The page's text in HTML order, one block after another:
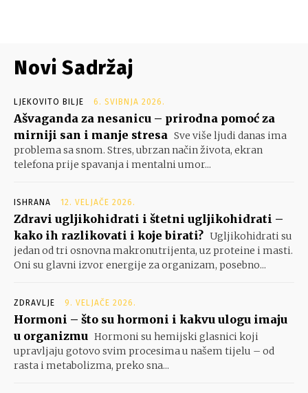
Novi Sadržaj
LJEKOVITO BILJE 6. SVIBNJA 2026.
Ašvaganda za nesanicu – prirodna pomoć za
mirniji san i manje stresa Sve više ljudi danas ima
problema sa snom. Stres, ubrzan način života, ekran
telefona prije spavanja i mentalni umor...
ISHRANA 12. VELJAČE 2026.
Zdravi ugljikohidrati i štetni ugljikohidrati –
kako ih razlikovati i koje birati? Ugljikohidrati su
jedan od tri osnovna makronutrijenta, uz proteine i masti.
Oni su glavni izvor energije za organizam, posebno...
ZDRAVLJE 9. VELJAČE 2026.
Hormoni – što su hormoni i kakvu ulogu imaju
u organizmu Hormoni su hemijski glasnici koji
upravljaju gotovo svim procesima u našem tijelu – od
rasta i metabolizma, preko sna...